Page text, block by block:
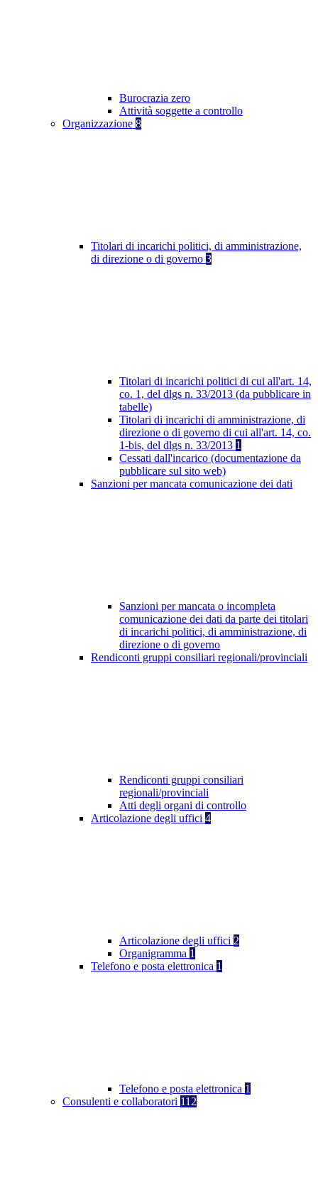
Burocrazia zero
Attività soggette a controllo
Organizzazione 8
Titolari di incarichi politici, di amministrazione,
di direzione o di governo 3
Titolari di incarichi politici di cui all'art. 14,
co. 1, del dlgs n. 33/2013 (da pubblicare in
tabelle)
Titolari di incarichi di amministrazione, di
direzione o di governo di cui all'art. 14, co.
1-bis, del dlgs n. 33/2013 1
Cessati dall'incarico (documentazione da
pubblicare sul sito web)
Sanzioni per mancata comunicazione dei dati
Sanzioni per mancata o incompleta
comunicazione dei dati da parte dei titolari
di incarichi politici, di amministrazione, di
direzione o di governo
Rendiconti gruppi consiliari regionali/provinciali
Rendiconti gruppi consiliari
regionali/provinciali
Atti degli organi di controllo
Articolazione degli uffici 4
Articolazione degli uffici 2
Organigramma 1
Telefono e posta elettronica 1
Telefono e posta elettronica 1
Consulenti e collaboratori 112